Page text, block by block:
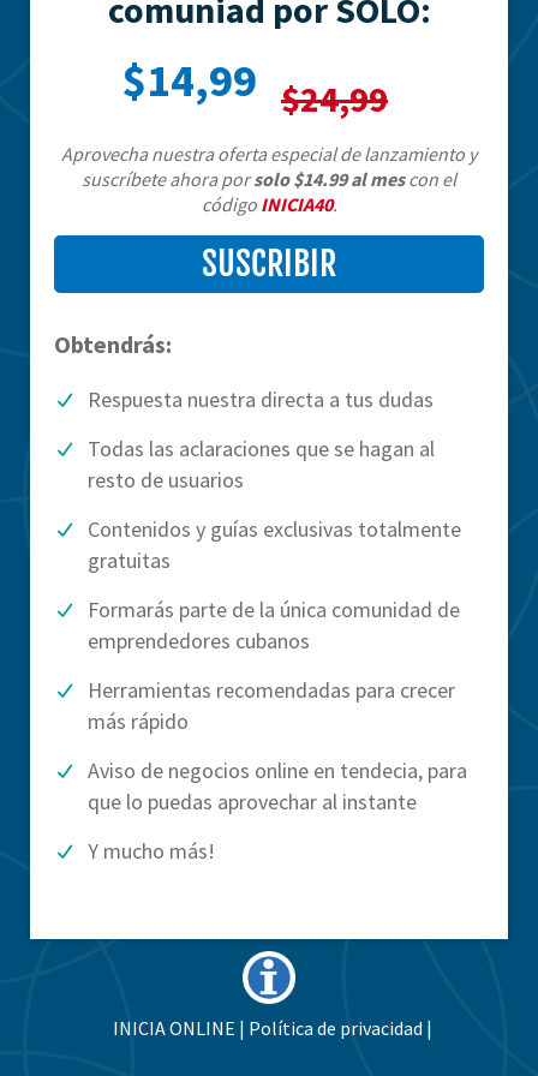
comuniad por SOLO:
$14,99 $24,99
Aprovecha nuestra oferta especial de lanzamiento y
suscríbete ahora porsolo $14.99 al mescon el
código INICIA40.
SUSCRIBIR
Obtendrás:
Respuesta nuestra directa a tus dudas
Todas las aclaraciones que se hagan al
resto de usuarios
Contenidos y guías exclusivas totalmente
gratuitas
Formarás parte de la única comunidad de
emprendedores cubanos
Herramientas recomendadas para crecer
más rápido
Aviso de negocios online en tendecia, para
que lo puedas aprovechar al instante
Y mucho más!
INICIA ONLINE | Política de privacidad |